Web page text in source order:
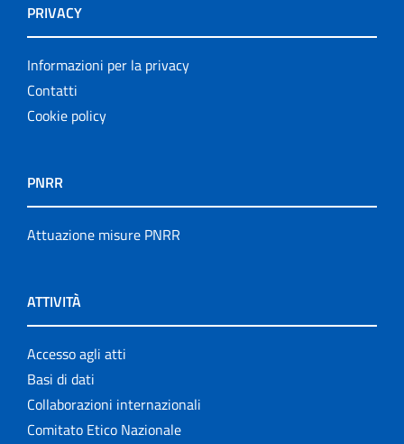
PRIVACY
Informazioni per la privacy
Contatti
Cookie policy
PNRR
Attuazione misure PNRR
ATTIVITÀ
Accesso agli atti
Basi di dati
Collaborazioni internazionali
Comitato Etico Nazionale